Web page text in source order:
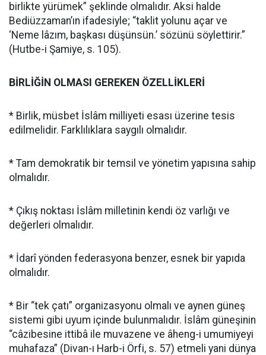
birlikte yürümek” şeklinde olmalıdır. Aksi halde
Bediüzzaman’ın ifadesiyle; “taklit yolunu açar ve
‘Neme lâzım, başkası düşünsün.’ sözünü söylettirir.”
(Hutbe-i Şamiye, s. 105).
BİRLİĞİN OLMASI GEREKEN ÖZELLİKLERİ
* Birlik, müsbet İslâm milliyeti esası üzerine tesis
edilmelidir. Farklılıklara saygılı olmalıdır.
* Tam demokratik bir temsil ve yönetim yapısına sahip
olmalıdır.
* Çıkış noktası İslâm milletinin kendi öz varlığı ve
değerleri olmalıdır.
* İdarî yönden federasyona benzer, esnek bir yapıda
olmalıdır.
* Bir “tek çatı” organizasyonu olmalı ve aynen güneş
sistemi gibi uyum içinde bulunmalıdır. İslâm güneşinin
“câzibesine ittibâ ile muvazene ve âheng-i umumiyeyi
muhafaza” (Divan-ı Harb-i Örfi, s. 57) etmeli yani dünya